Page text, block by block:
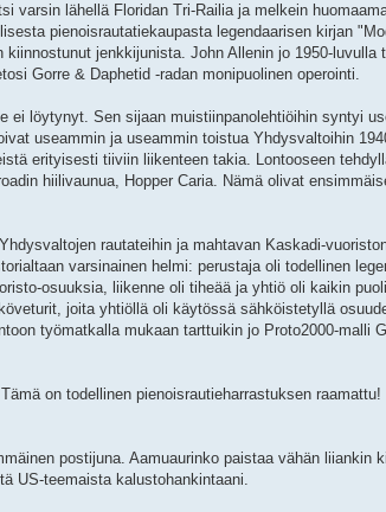
varsin lähellä Floridan Tri-Railia ja melkein
pienoisrautatiekaupasta legendaarisen kirjan
jenkkijunista. John Allenin jo 1950-luvulla
Gorre & Daphetid -radan monipuolinen operointi.
löytynyt. Sen sijaan muistiinpanolehtiöihin syntyi
useammin ja useammin toistua Yhdysvaltoihin
erityisesti tiiviin liikenteen takia. Lontooseen
hiilivaunua, Hopper Caria. Nämä olivat
rautateihin ja mahtavan Kaskadi-
varsinainen helmi: perustaja oli todellinen
osuuksia, liikenne oli tiheää ja yhtiö oli kaikin
joita yhtiöllä oli käytössä sähköistetyllä
työmatkalla mukaan tarttuikin jo Proto2000-malli
on todellinen pienoisrautieharrastuksen raamattu!
postijuna. Aamuaurinko paistaa vähän liiankin
US-teemaista kalustohankintaani.